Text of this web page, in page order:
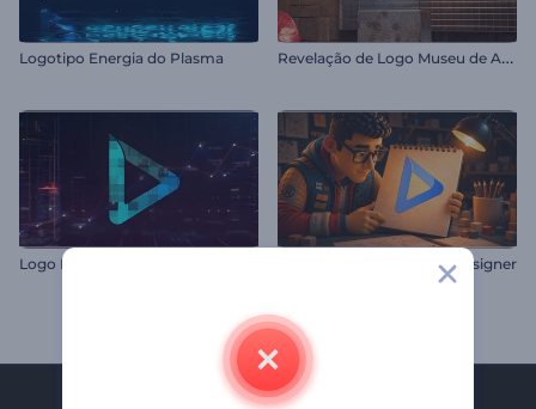
Logotipo Energia do Plasma R
evelação de Logo Museu de Arte
Logo Revelador Fintech Intro do Sketchbook do Designer